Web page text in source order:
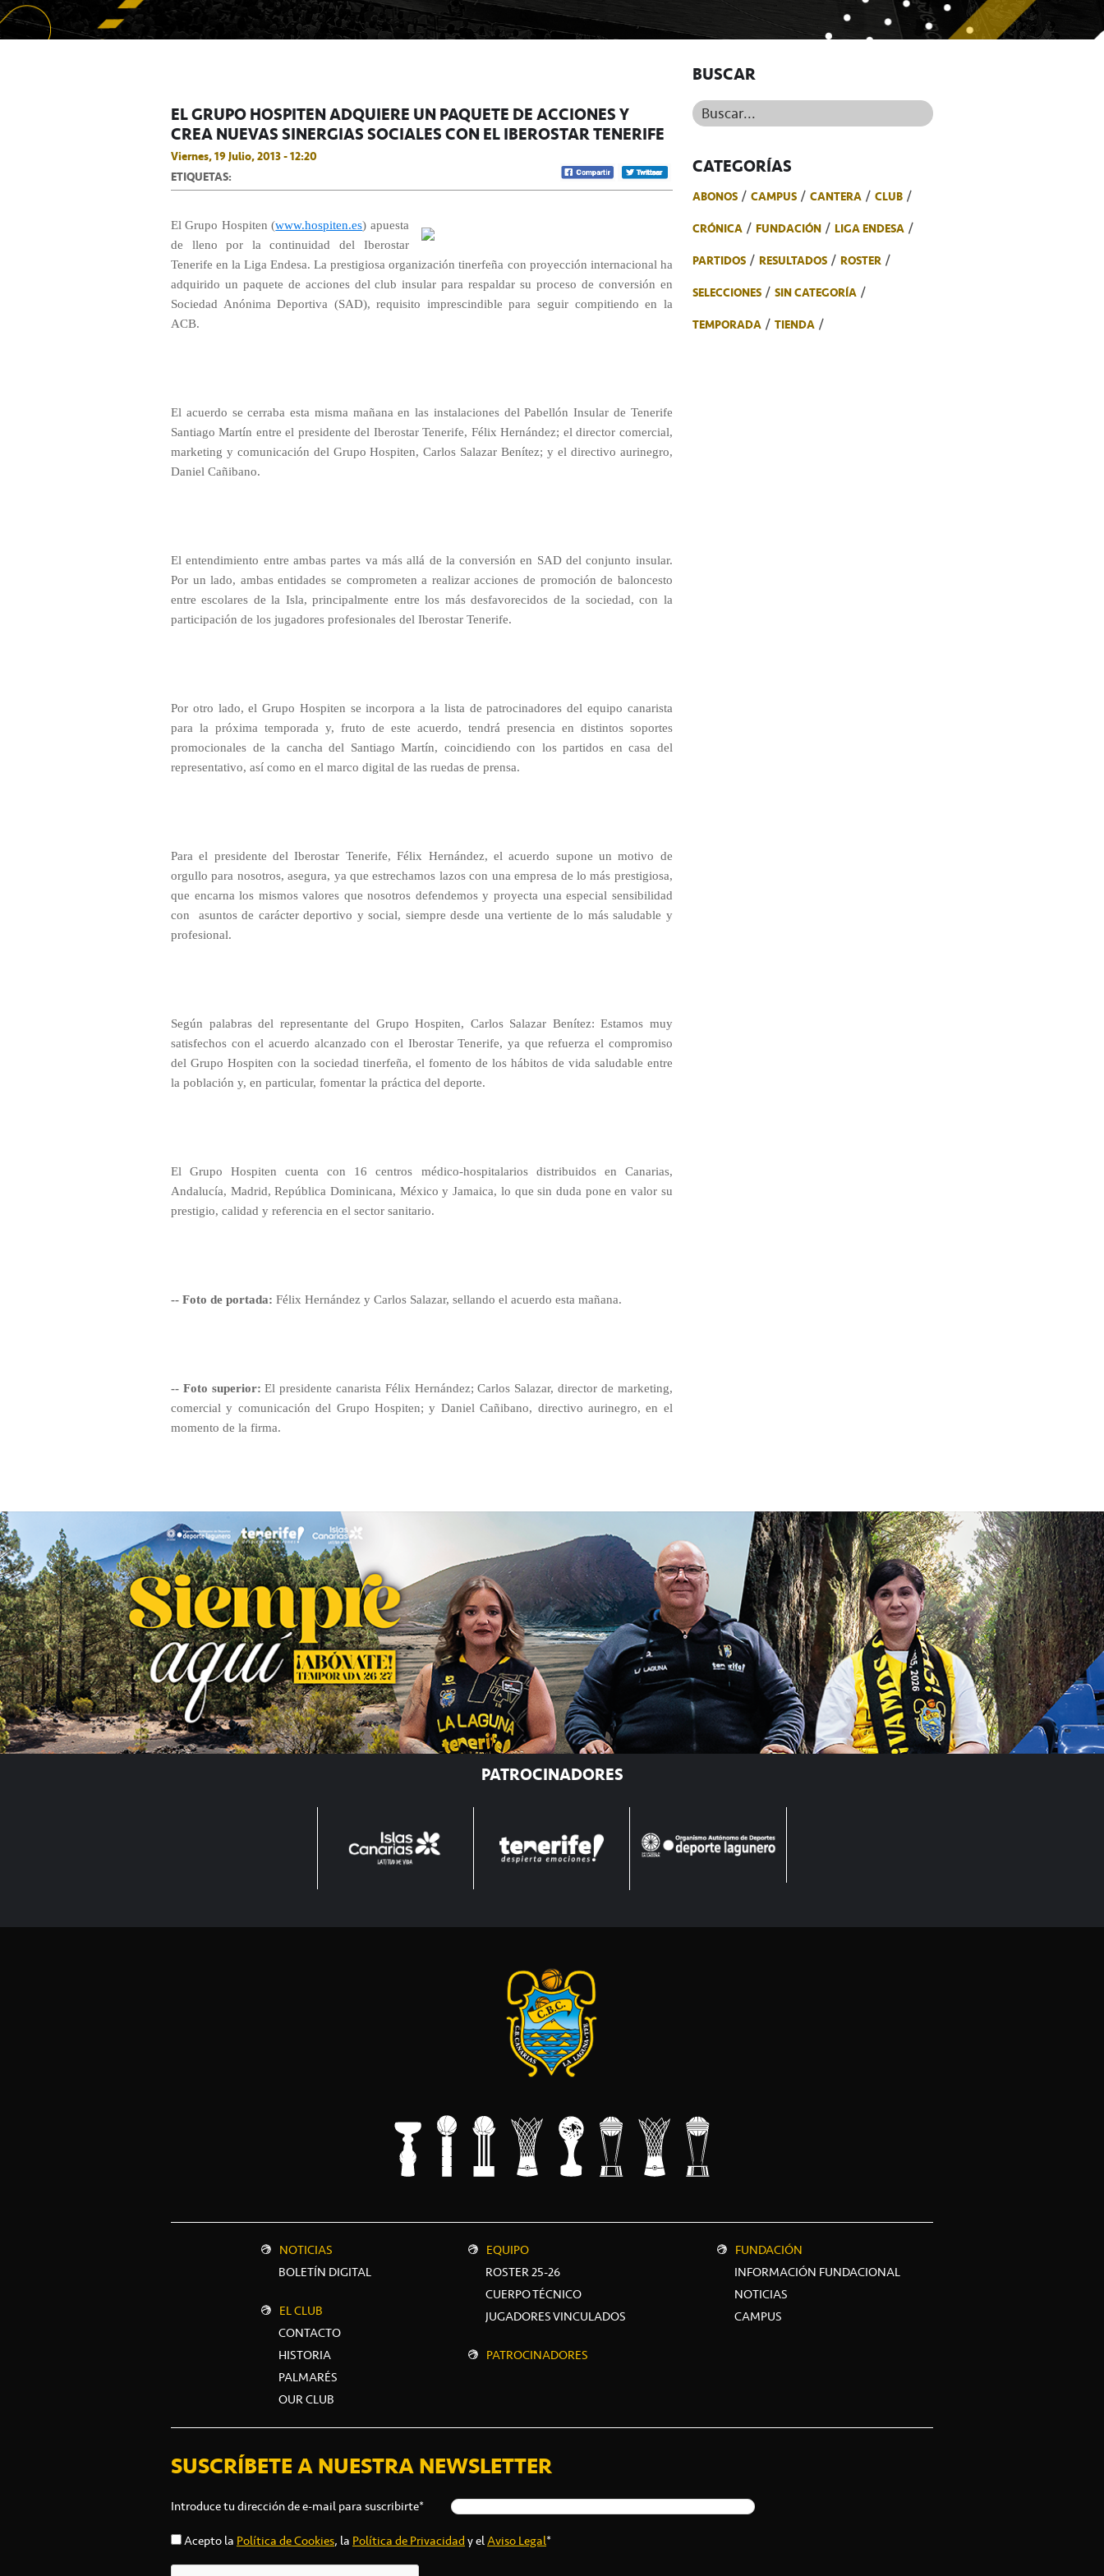
EL GRUPO HOSPITEN ADQUIERE UN PAQUETE DE ACCIONES Y
CREA NUEVAS SINERGIAS SOCIALES CON EL IBEROSTAR TENERIFE
Viernes, 19 Julio, 2013 - 12:20
ETIQUETAS:
El Grupo Hospiten (www.hospiten.es) apuesta
de lleno por la continuidad del Iberostar
Tenerife en la Liga Endesa. La prestigiosa organización tinerfeña con proyección internacional ha
adquirido un paquete de acciones del club insular para respaldar su proceso de conversión en
Sociedad Anónima Deportiva (SAD), requisito imprescindible para seguir compitiendo en la
ACB.
El acuerdo se cerraba esta misma mañana en las instalaciones del Pabellón Insular de Tenerife
Santiago Martín entre el presidente del Iberostar Tenerife, Félix Hernández; el director comercial,
marketing y comunicación del Grupo Hospiten, Carlos Salazar Benítez; y el directivo aurinegro,
Daniel Cañibano.
El entendimiento entre ambas partes va más allá de la conversión en SAD del conjunto insular.
Por un lado, ambas entidades se comprometen a realizar acciones de promoción de baloncesto
entre escolares de la Isla, principalmente entre los más desfavorecidos de la sociedad, con la
participación de los jugadores profesionales del Iberostar Tenerife.
Por otro lado, el Grupo Hospiten se incorpora a la lista de patrocinadores del equipo canarista
para la próxima temporada y, fruto de este acuerdo, tendrá presencia en distintos soportes
promocionales de la cancha del Santiago Martín, coincidiendo con los partidos en casa del
representativo, así como en el marco digital de las ruedas de prensa.
Para el presidente del Iberostar Tenerife, Félix Hernández, el acuerdo supone un motivo de
orgullo para nosotros, asegura, ya que estrechamos lazos con una empresa de lo más prestigiosa,
que encarna los mismos valores que nosotros defendemos y proyecta una especial sensibilidad
con
asuntos de carácter deportivo y social, siempre desde una vertiente de lo más saludable y
profesional.
Según palabras del representante del Grupo Hospiten, Carlos Salazar Benítez: Estamos muy
satisfechos con el acuerdo alcanzado con el Iberostar Tenerife, ya que refuerza el compromiso
del Grupo Hospiten con la sociedad tinerfeña, el fomento de los hábitos de vida saludable entre
la población y, en particular, fomentar la práctica del deporte.
El Grupo Hospiten cuenta con 16 centros médico-hospitalarios distribuidos en Canarias,
Andalucía, Madrid, República Dominicana, México y Jamaica, lo que sin duda pone en valor su
prestigio, calidad y referencia en el sector sanitario.
-- Foto de portada: Félix Hernández y Carlos Salazar, sellando el acuerdo esta mañana.
-- Foto superior:El presidente canarista Félix Hernández; Carlos Salazar, director de marketing,
comercial y comunicación del Grupo Hospiten; y Daniel Cañibano, directivo aurinegro, en el
momento de la firma.
BUSCAR
Buscar...
CATEGORÍAS
ABONOS CAMPUS CANTERA
CLUB
CRÓNICA
FUNDACIÓN
LIGA ENDESA
PARTIDOS
RESULTADOS
ROSTER
SELECCIONES
SIN CATEGORÍA
TEMPORADA
TIENDA
PATROCINADORES
NOTICIAS
BOLETÍN DIGITAL
EL CLUB
CONTACTO
HISTORIA
PALMARÉS
OUR CLUB
EQUIPO
ROSTER 25-26
CUERPO TÉCNICO
JUGADORES VINCULADOS
PATROCINADORES
FUNDACIÓN
INFORMACIÓN FUNDACIONAL
NOTICIAS
CAMPUS
SUSCRÍBETE A NUESTRA NEWSLETTER
Introduce tu dirección de e-mail para suscribirte*
Acepto la Política de Cookies, la Política de Privacidady elAviso Legal*